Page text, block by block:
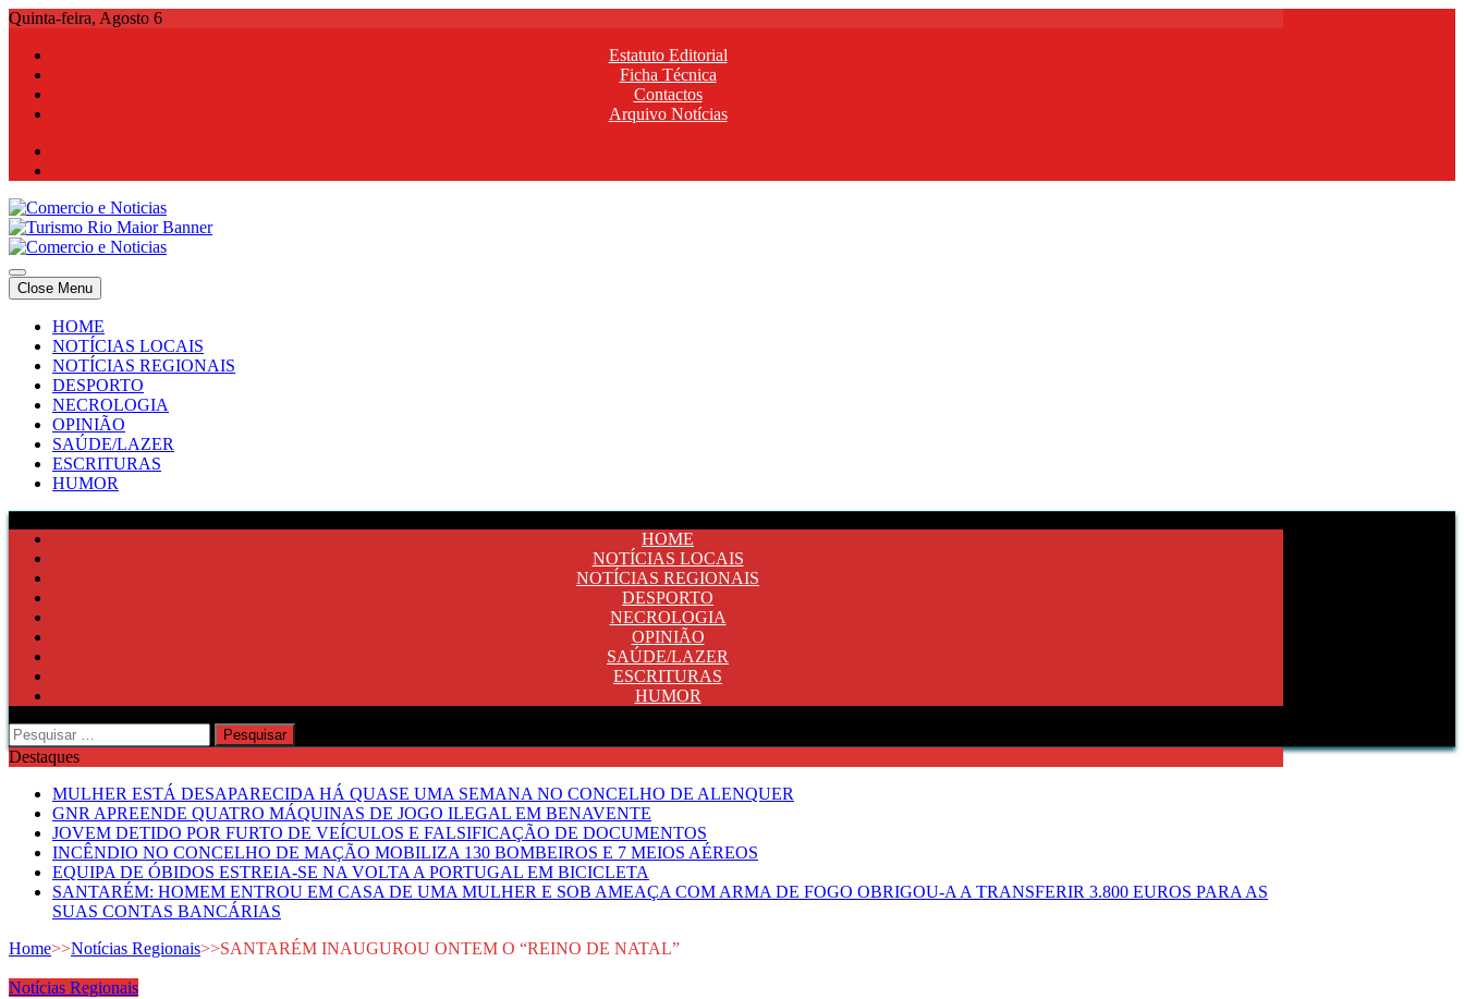
Skip
content
Quinta-feira, Agosto 6
Estatuto Editorial
Ficha Técnica
Contactos
Arquivo Notícias
Comercio e Noticias
Notícias e Publicidade Online
Comercio e Noticias
Notícias e Publicidade Online
Close Menu
HOME
NOTÍCIAS LOCAIS
NOTÍCIAS REGIONAIS
DESPORTO
NECROLOGIA
OPINIÃO
SAÚDE/LAZER
ESCRITURAS
HUMOR
HOME
NOTÍCIAS LOCAIS
NOTÍCIAS REGIONAIS
DESPORTO
NECROLOGIA
OPINIÃO
SAÚDE/LAZER
ESCRITURAS
HUMOR
Pesquisar
por:
Destaques
MULHER ESTÁ DESAPARECIDA HÁ QUASE UMA SEMANA NO CONCELHO DE ALENQUER
GNR APREENDE QUATRO MÁQUINAS DE JOGO ILEGAL EM BENAVENTE
JOVEM DETIDO POR FURTO DE VEÍCULOS E FALSIFICAÇÃO DE DOCUMENTOS
INCÊNDIO NO CONCELHO DE MAÇÃO MOBILIZA 130 BOMBEIROS E 7 MEIOS AÉREOS
EQUIPA DE ÓBIDOS ESTREIA-SE NA VOLTA A PORTUGAL EM BICICLETA
SANTARÉM: HOMEM ENTROU EM CASA DE UMA MULHER E SOB AMEAÇA COM ARMA DE FOGO OBRIGOU-A A TRANSFERIR 3.800 EUROS PARA AS
SUAS CONTAS BANCÁRIAS
Home>>Notícias Regionais>>SANTARÉM INAUGUROU ONTEM O “REINO DE NATAL”
Notícias Regionais